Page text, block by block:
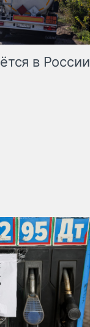
в России